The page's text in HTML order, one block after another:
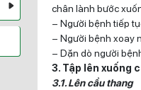
chân lành bước
– Người bệnh tiếp
– Người bệnh xoay
– Dặn dò người
3. Tập lên xuống
3.1. Lên cầu thang